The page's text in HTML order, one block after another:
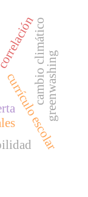
currículo escolar
cambio climáticogreenwashing